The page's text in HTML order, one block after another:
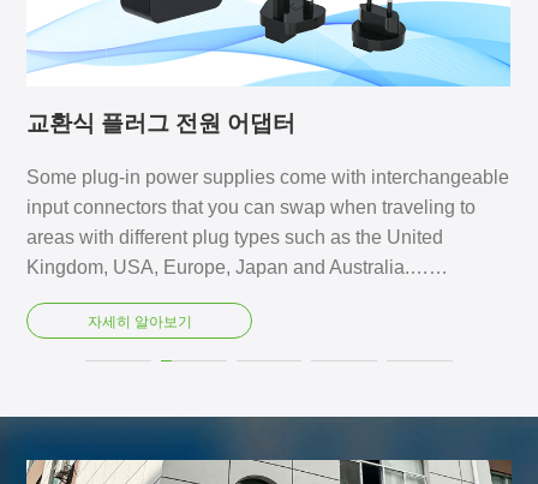
교환식 플러그 전원 어댑터
Some plug-in power supplies come with interchangeable
input connectors that you can swap when traveling to
areas with different plug types such as the United
Kingdom, USA, Europe, Japan and Australia.……
자세히 알아보기